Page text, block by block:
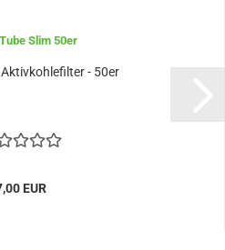
- 50er
EUR